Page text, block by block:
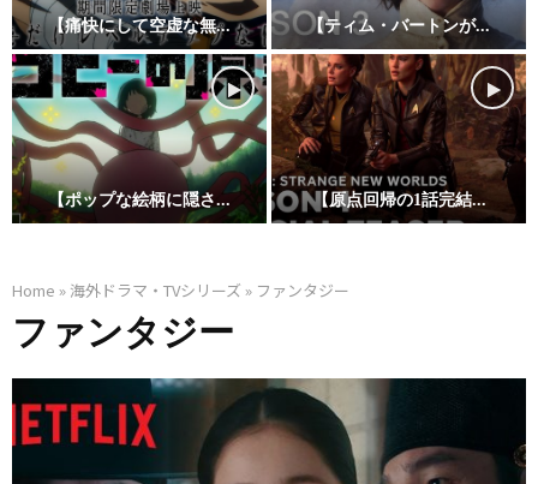
ン
戦
争
の
1
年
後
ー
ス
ル
【
痛
快
に
し
て
虚
無
双
劇
】
【痛快にして空虚な無...
【
テ
ィ
ム
・
バ
放
、
【ティム・バートンが...
ッ
プ
【ポップな絵柄に隠さ...
点
の
1
【原点回帰の1話完結...
Home » 海外ドラマ・TVシリーズ » ファンタジー
ファンタジー